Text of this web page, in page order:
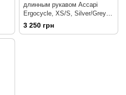
длинным рукавом Accapi
Ergocycle, XS/S, Silver/Grey
(ACC RА211.0360-XSS)
3 250 грн